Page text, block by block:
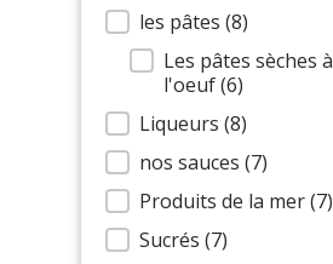
les pâtes(8)
Les pâtes sèches à
l'oeuf(6)
Liqueurs(8)
nos sauces(7)
Produits de la mer(7)
Sucrés(7)